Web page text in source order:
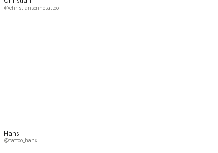
@christiansonnetattoo
Hans
@tattoo_hans